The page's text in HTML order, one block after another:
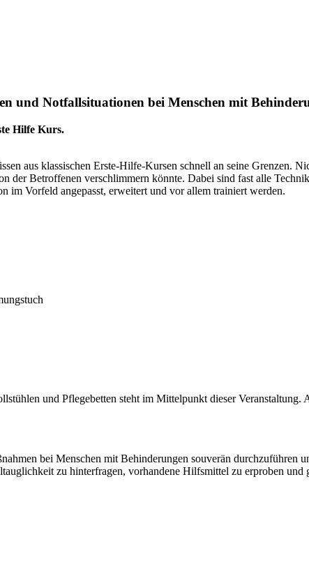
und Notfallsituationen bei Menschen mit
Hilfe Kurs.
aus klassischen Erste-Hilfe-Kursen schnell an seine Grenzen.
der Betroffenen verschlimmern könnte. Dabei sind fast alle
im Vorfeld angepasst, erweitert und vor allem trainiert werden.
und Pflegebetten steht im Mittelpunkt dieser
bei Menschen mit Behinderungen souverän durchzuführen
zu hinterfragen, vorhandene Hilfsmittel zu erproben und